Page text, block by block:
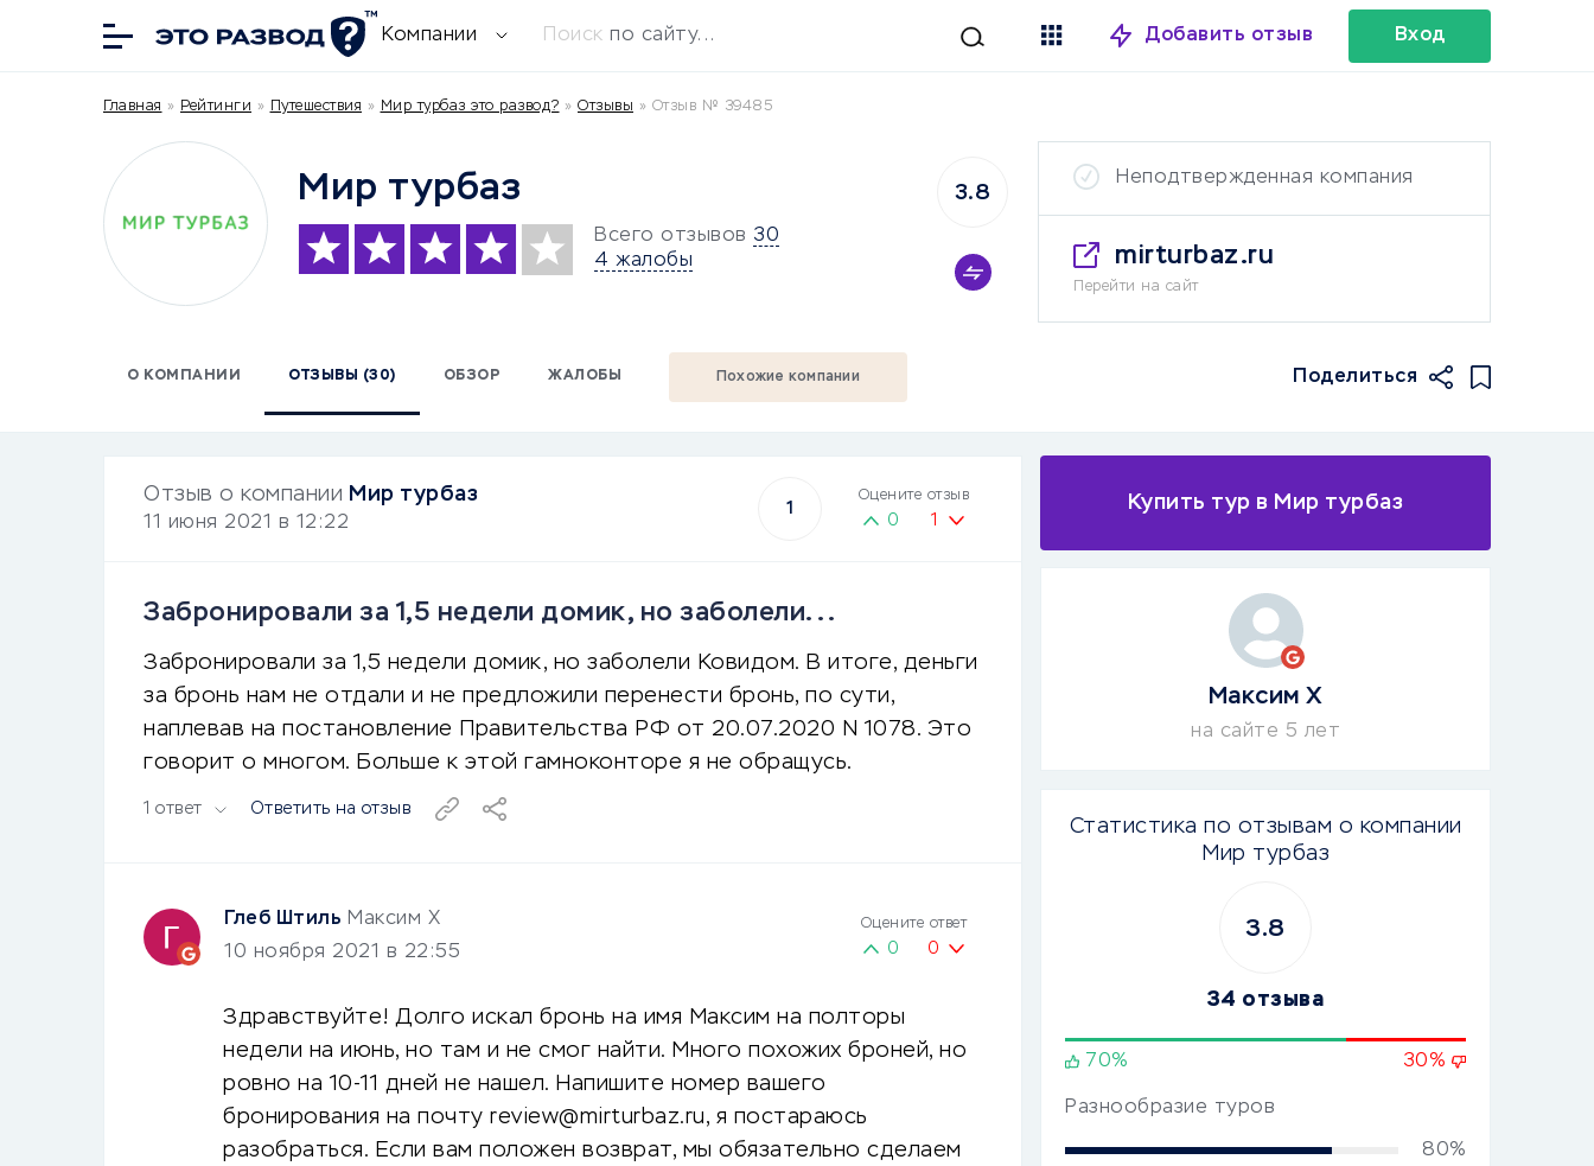
Компании Поиск по сайту... Добавить отзыв Вход
Главная » Рейтинги » Путешествия » Мир турбаз это развод? » Отзывы » Отзыв № 39485
Мир турбаз
Всего отзывов 30
4 жалобы
3.8
Неподтвержденная компания
mirturbaz.ru
Перейти на сайт
О КОМПАНИИ ОТЗЫВЫ (30) ОБЗОР ЖАЛОБЫ Похожие компании Поделиться
Отзыв о компании Мир турбаз
11 июня 2021 в 12:22
1
Оцените отзыв
0 1
Забронировали за 1,5 недели домик, но заболели...
Забронировали за 1,5 недели домик, но заболели Ковидом. В итоге, деньги
за бронь нам не отдали и не предложили перенести бронь, по сути,
наплевав на постановление Правительства РФ от 20.07.2020 N 1078. Это
говорит о многом. Больше к этой гамноконторе я не обращусь.
1 ответ Ответить на отзыв
Глеб Штиль Максим Х
10 ноября 2021 в 22:55
Оцените ответ
0 0
Здравствуйте! Долго искал бронь на имя Максим на полторы
недели на июнь, но там и не смог найти. Много похожих броней, но
ровно на 10-11 дней не нашел. Напишите номер вашего
бронирования на почту review@mirturbaz.ru, я постараюсь
разобраться. Если вам положен возврат, мы обязательно сделаем
Купить тур в Мир турбаз
Максим Х
на сайте 5 лет
Статистика по отзывам о компании
Мир турбаз
3.8
34 отзыва
70% 30%
Разнообразие туров
80%